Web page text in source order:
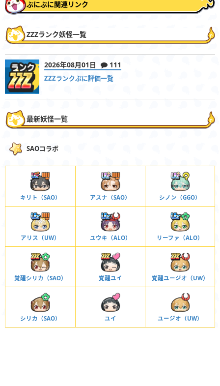
ぷにぷに関連リンク
ZZZランク妖怪一覧
2026年08月01日 111
ZZZランクぷに評価一覧
最新妖怪一覧
SAOコラボ
キリト（SAO） アスナ（SAO） シノン（GGO）
アリス（UW） ユウキ（ALO） リーファ（ALO）
覚醒シリカ（SAO） 覚醒ユイ 覚醒ユージオ（UW）
シリカ（SAO） ユイ ユージオ（UW）